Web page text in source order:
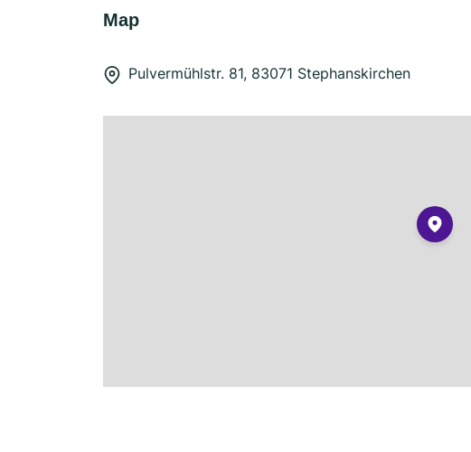
Map
Pulvermühlstr. 81, 83071 Stephanskirchen